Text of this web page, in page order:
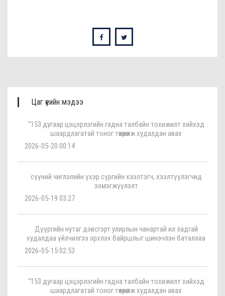
Цаг үеийн мэдээ
“153 дугаар цэцэрлэгийн гадна талбайн тохижилт хийхэд
шаардлагатай тоног төхөөрөмж худалдан авах
2026-05-20 00:14
сүүний чиглэлийн үхэр сүргийн хээлтэгч, хээлтүүлэгчид
ээмэгжүүлэлт
2026-05-19 03:27
Дүүргийн нутаг дэвсгэрт улирлын чанартай ил задгай
худалдаа үйлчилгээ эрхлэх байршлыг шинэчлэн баталлаа
2026-05-15 02:53
“153 дугаар цэцэрлэгийн гадна талбайн тохижилт хийхэд
шаардлагатай тоног төхөөрөмж худалдан авах